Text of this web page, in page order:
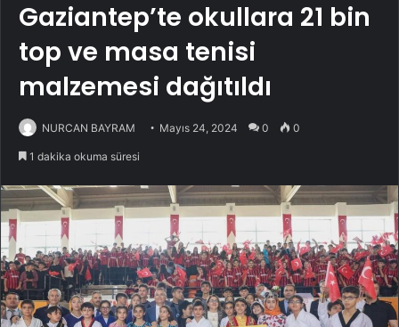
Gaziantep’te okullara 21 bin
top ve masa tenisi
malzemesi dağıtıldı
NURCAN BAYRAM Mayıs 24, 2024 0 0
1 dakika okuma süresi